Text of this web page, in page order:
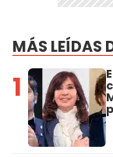
MÁS LEÍDAS
1